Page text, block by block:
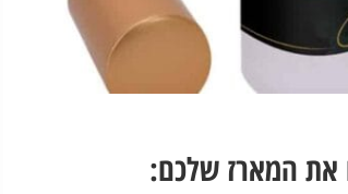
את המארז שלכם: